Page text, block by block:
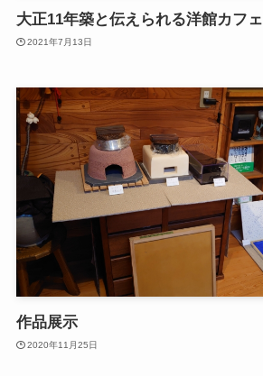
大正11年築と伝えられる洋館カフェ
2021年7月13日
作品展示
2020年11月25日